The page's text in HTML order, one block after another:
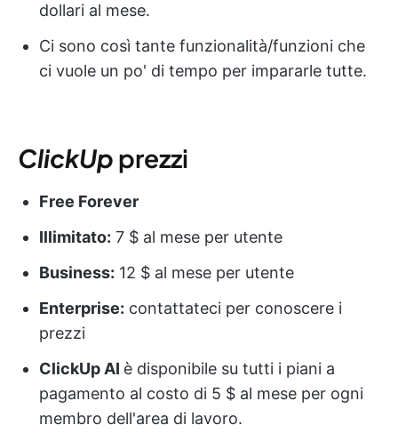
dollari al mese.
Ci sono così tante funzionalità/funzioni che
ci vuole un po' di tempo per impararle tutte.
ClickUp prezzi
Free Forever
Illimitato: 7 $ al mese per utente
Business: 12 $ al mese per utente
Enterprise: contattateci per conoscere i
prezzi
ClickUp AI è disponibile su tutti i piani a
pagamento al costo di 5 $ al mese per ogni
membro dell'area di lavoro.